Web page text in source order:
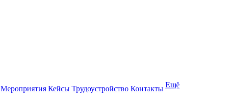
Mероприятия Кейсы Трудоустройство Контакты Ещё